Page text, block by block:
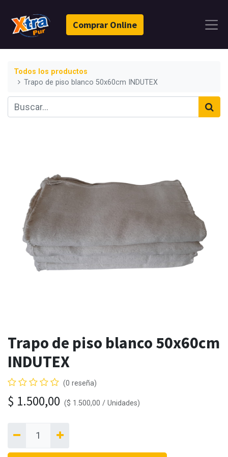
Comprar Online
Todos los productos
Trapo de piso blanco 50x60cm INDUTEX
Trapo de piso blanco 50x60cm
INDUTEX
(0 reseña)
$ 1.500,00 ($ 1.500,00 / Unidades)